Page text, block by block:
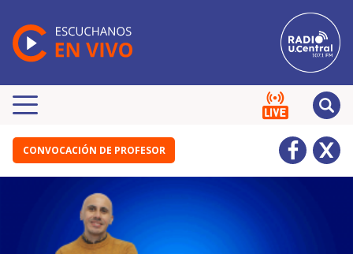
CONVOCACIÓN DE PROFESOR